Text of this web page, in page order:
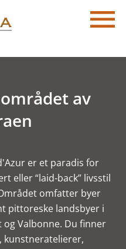
av
er et paradis for
eller “laid-back” livsstil
omfatter byer
pittoreske landsbyer i
Valbonne. Du finner
kunstneratelierer,